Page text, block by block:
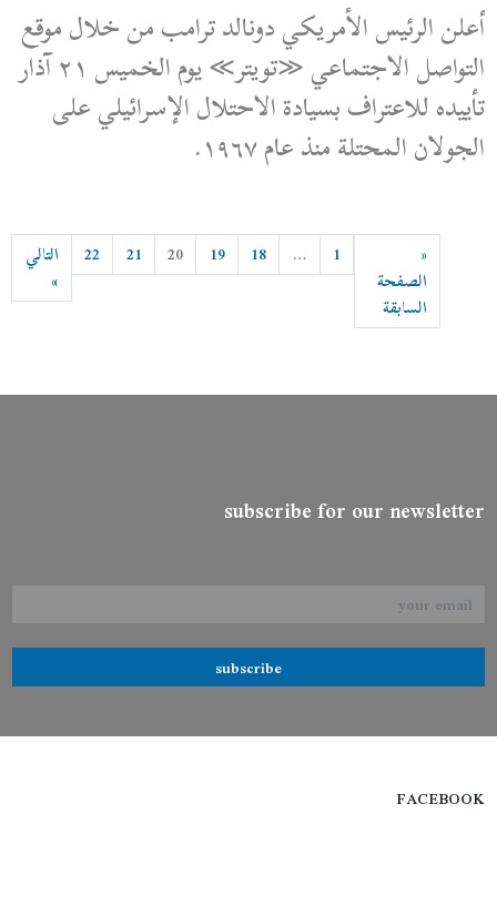
أعلن الرئيس الأمريكي دونالد ترامب من خلال موقع
التواصل الاجتماعي ≪تويتر≫ يوم الخميس ٢١ آذار
تأييده للاعتراف بسيادة الاحتلال الإسرائيلي على
الجولان المحتلة منذ عام ١٩٦٧.
الصفحة
السابقة
…
18
19
20
21
22
التالي
subscribe for our newsletter
subscribe
FACEBOOK